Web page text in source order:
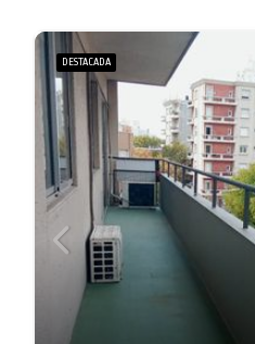
DESTACADA